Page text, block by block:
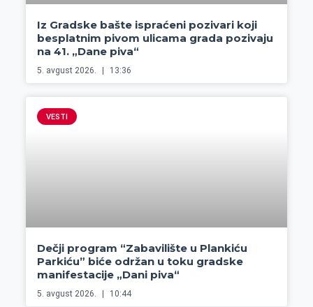
Iz Gradske bašte ispraćeni pozivari koji
besplatnim pivom ulicama grada pozivaju
na 41. „Dane piva“
5. avgust 2026. 13:36
VESTI
Dečji program “Zabavilište u Plankiću
Parkiću” biće održan u toku gradske
manifestacije „Dani piva“
5. avgust 2026. 10:44